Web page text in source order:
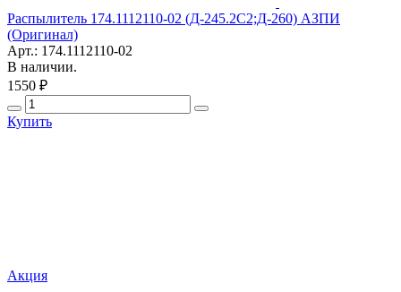
Распылитель 174.1112110-02 (Д-245.2С2;Д-260) АЗПИ
(Оригинал)
Арт.: 174.1112110-02
В наличии.
1550 ₽
Купить
Акция